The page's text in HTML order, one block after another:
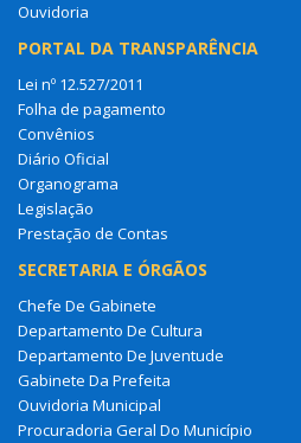
Ouvidoria
PORTAL DA TRANSPARÊNCIA
Lei nº 12.527/2011
Folha de pagamento
Convênios
Diário Oficial
Organograma
Legislação
Prestação de Contas
SECRETARIA E ÓRGÃOS
Chefe De Gabinete
Departamento De Cultura
Departamento De Juventude
Gabinete Da Prefeita
Ouvidoria Municipal
Procuradoria Geral Do Município